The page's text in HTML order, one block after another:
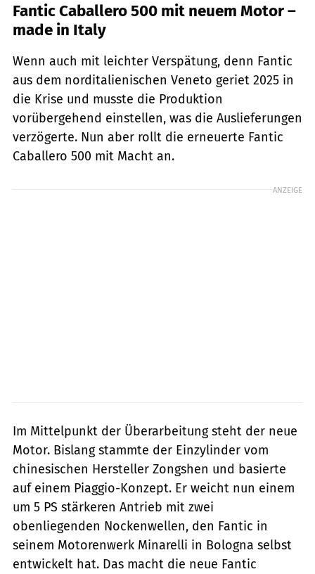
Fantic Caballero 500 mit neuem Motor –
made in Italy
Wenn auch mit leichter Verspätung, denn Fantic
aus dem norditalienischen Veneto geriet 2025 in
die Krise und musste die Produktion
vorübergehend einstellen, was die Auslieferungen
verzögerte. Nun aber rollt die erneuerte Fantic
Caballero 500 mit Macht an.
ANZEIGE
Im Mittelpunkt der Überarbeitung steht der neue
Motor. Bislang stammte der Einzylinder vom
chinesischen Hersteller Zongshen und basierte
auf einem Piaggio-Konzept. Er weicht nun einem
um 5 PS stärkeren Antrieb mit zwei
obenliegenden Nockenwellen, den Fantic in
seinem Motorenwerk Minarelli in Bologna selbst
entwickelt hat. Das macht die neue Fantic